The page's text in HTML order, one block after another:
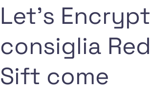
Let's Encrypt
consiglia Red
Sift come